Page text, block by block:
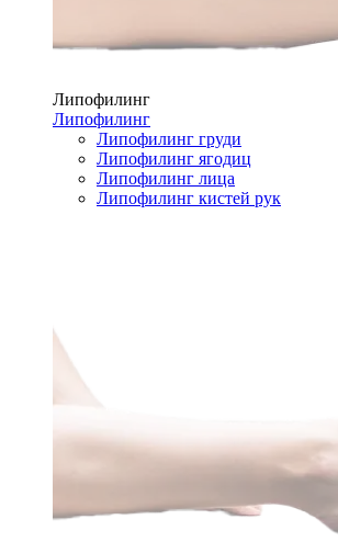
Липофилинг
Липофилинг
Липофилинг груди
Липофилинг ягодиц
Липофилинг лица
Липофилинг кистей рук